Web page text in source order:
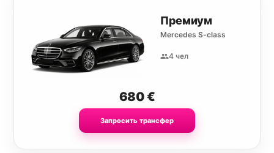
Премиум
Mercedes S-class
4 чел
680€
Запросить трансфер